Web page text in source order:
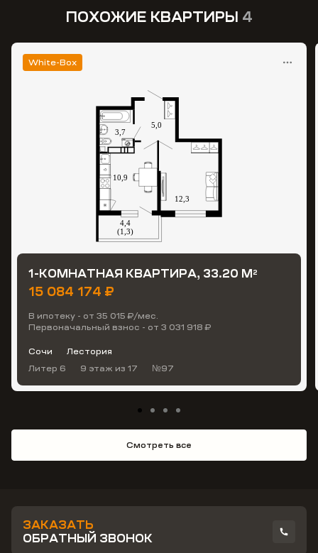
ПОХОЖИЕ КВАРТИРЫ 4
White-Box
1-КОМНАТНАЯ КВАРТИРА, 33.20 М2
15 084 174 ₽
В ипотеку - от 35 015 ₽/мес.
Первоначальный взнос - от 3 031 918 ₽
Сочи
Лестория
Литер 6
9 этаж из 17 №97
Смотреть все
ЗАКАЗАТЬ
ОБРАТНЫЙ ЗВОНОК